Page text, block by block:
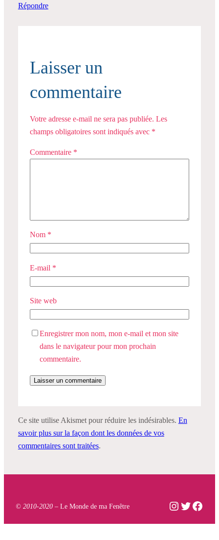
Répondre
Laisser un
commentaire
Votre adresse e-mail ne sera pas publiée. Les
champs obligatoires sont indiqués avec *
Commentaire *
Nom *
E-mail *
Site web
Enregistrer mon nom, mon e-mail et mon site
dans le navigateur pour mon prochain
commentaire.
Ce site utilise Akismet pour réduire les indésirables. En
savoir plus sur la façon dont les données de vos
commentaires sont traitées.
© 2010-2020 – Le Monde de ma Fenêtre Instagram
Twitter